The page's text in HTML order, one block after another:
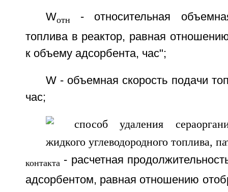
Wотн
- относительная
топлива в реактор, равная
к объему адсорбента, час";
W - объемная скорость подачи
час;
контакта - расчетная
адсорбентом, равная отношению